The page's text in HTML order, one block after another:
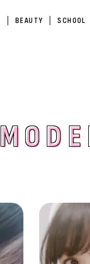
BEAUTY SCHOOL